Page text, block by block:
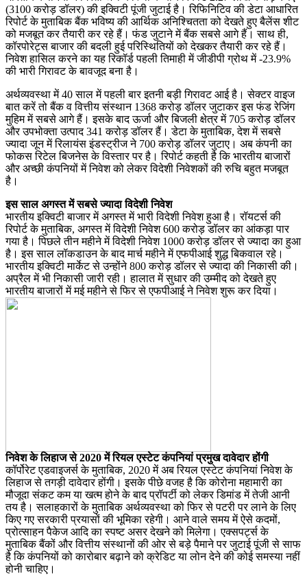
(3100 करोड़ डॉलर) की इक्विटी पूंजी जुटाई है। रिफिनिटिव की डेटा आधारित
रिपोर्ट के मुताबिक बैंक भविष्य की आर्थिक अनिश्चितता को देखते हुए बैलेंस शीट
को मजबूत कर तैयारी कर रहे हैं। फंड जुटाने में बैंक सबसे आगे हैं। साथ ही,
कॉरपोरेट्स बाजार की बदली हुई परिस्थितियों को देखकर तैयारी कर रहे हैं।
निवेश हासिल करने का यह रिकॉर्ड पहली तिमाही में जीडीपी ग्रोथ में -23.9%
की भारी गिरावट के बावजूद बना है।
अर्थव्यवस्था में 40 साल में पहली बार इतनी बड़ी गिरावट आई है। सेक्टर वाइज
बात करें तो बैंक व वित्तीय संस्थान 1368 करोड़ डॉलर जुटाकर इस फंड रेजिंग
मुहिम में सबसे आगे हैं। इसके बाद ऊर्जा और बिजली क्षेत्र में 705 करोड़ डॉलर
और उपभोक्ता उत्पाद 341 करोड़ डॉलर हैं। डेटा के मुताबिक, देश में सबसे
ज्यादा जून में रिलायंस इंडस्ट्रीज ने 700 करोड़ डॉलर जुटाए। अब कंपनी का
फोकस रिटेल बिजनेस के विस्तार पर है। रिपोर्ट कहती है कि भारतीय बाजारों
और अच्छी कंपनियों में निवेश को लेकर विदेशी निवेशकों की रुचि बहुत मजबूत
है।
इस साल अगस्त में सबसे ज्यादा विदेशी निवेश
भारतीय इक्विटी बाजार में अगस्त में भारी विदेशी निवेश हुआ है। रॉयटर्स की
रिपोर्ट के मुताबिक, अगस्त में विदेशी निवेश 600 करोड़ डॉलर का आंकड़ा पार
गया है। पिछले तीन महीने में विदेशी निवेश 1000 करोड़ डॉलर से ज्यादा का हुआ
है। इस साल लॉकडाउन के बाद मार्च महीने में एफपीआई शुद्ध बिकवाल रहे।
भारतीय इक्विटी मार्केट से उन्होंने 800 करोड़ डॉलर से ज्यादा की निकासी की।
अप्रैल में भी निकासी जारी रही। हालात में सुधार की उम्मीद को देखते हुए
भारतीय बाजारों में मई महीने से फिर से एफपीआई ने निवेश शुरू कर दिया।
निवेश के लिहाज से 2020 में रियल एस्टेट कंपनियां प्रमुख दावेदार होंगी
कॉर्पोरेट एडवाइजर्स के मुताबिक, 2020 में अब रियल एस्टेट कंपनियां निवेश के
लिहाज से तगड़ी दावेदार होंगी। इसके पीछे वजह है कि कोरोना महामारी का
मौजूदा संकट कम या खत्म होने के बाद प्रॉपर्टी को लेकर डिमांड में तेजी आनी
तय है। सलाहकारों के मुताबिक अर्थव्यवस्था को फिर से पटरी पर लाने के लिए
किए गए सरकारी प्रयासों की भूमिका रहेगी। आने वाले समय में ऐसे कदमों,
प्रोत्साहन पैकेज आदि का स्पष्ट असर देखने को मिलेगा। एक्सपर्ट्स के
मुताबिक बैंकों और वित्तीय संस्थानों की ओर से बड़े पैमाने पर जुटाई पूंजी से साफ
है कि कंपनियों को कारोबार बढ़ाने को क्रेडिट या लोन देने की कोई समस्या नहीं
होनी चाहिए।